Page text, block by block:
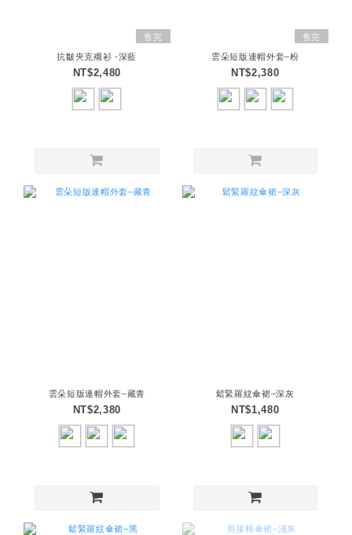
售完
抗皺夾克襯衫 -深藍
NT$2,480
售完
雲朵短版連帽外套–粉
NT$2,380
雲朵短版連帽外套–藏青
NT$2,380
鬆緊羅紋傘裙–深灰
NT$1,480